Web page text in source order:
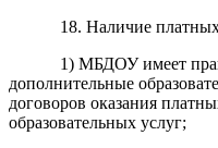
18. Наличие
1) МБДОУ имеет
дополнительные
договоров оказания
образовательных услуг;